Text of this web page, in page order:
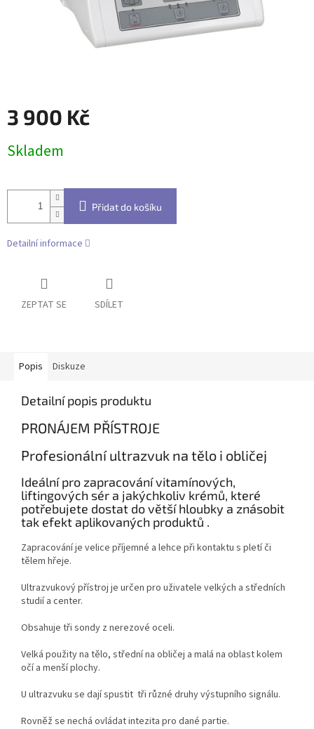
3 900 Kč
cena:
Skladem
Přidat do košíku
Detailní informace
ZEPTAT SE SDÍLET
Popis Diskuze
Detailní popis produktu
PRONÁJEM PŘÍSTROJE
Profesionální ultrazvuk na tělo i obličej
Ideální pro zapracování vitamínových,
liftingových sér a jakýchkoliv krémů, které
potřebujete dostat do větší hloubky a znásobit
tak efekt aplikovaných produktů .
Zapracování je velice příjemné a lehce při kontaktu s pletí či
tělem hřeje.
Ultrazvukový přístroj je určen pro uživatele velkých a středních
studií a center.
Obsahuje tři sondy z nerezové oceli.
Velká použity na tělo, střední na obličej a malá na oblast kolem
očí a menší plochy.
U ultrazvuku se dají spustit tři různé druhy výstupního signálu.
Rovněž se nechá ovládat intezita pro dané partie.